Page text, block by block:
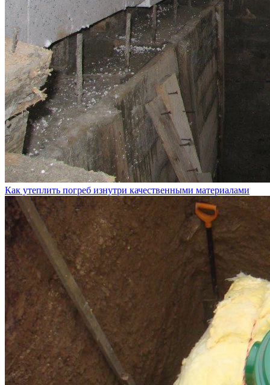
Как утеплить погреб изнутри качественными материалами